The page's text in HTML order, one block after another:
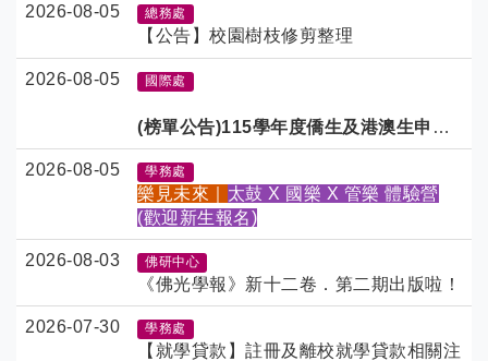
2026-08-05 總務處
【公告】校園樹枝修剪整理
2026-08-05 國際處
(榜單公告)115學年度僑生及港澳生申請
入學第二梯次單獨招生榜單公告(2026年
9月入學)僑生
港澳生錄取名單尚待主管機關認定身分審
定，將另行公告
2026-08-05 學務處
樂見未來｜ 太鼓 X 國樂 X 管樂 體驗營
(歡迎新生報名)
2026-08-03 佛研中心
《佛光學報》新十二卷．第二期出版啦！
2026-07-30 學務處
【就學貸款】 註冊及離校就學貸款相關注